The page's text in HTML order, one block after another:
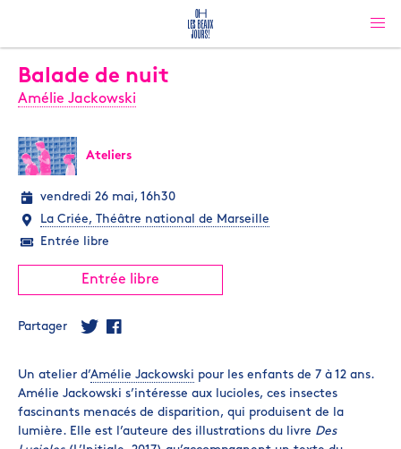
Balade de nuit
Amélie Jackowski
Ateliers
vendredi 26 mai, 16h30
La Criée, Théâtre national de Marseille
Entrée libre
Entrée libre
Partager
Un atelier d’Amélie Jackowski pour les enfants de 7 à 12 ans.
Amélie Jackowski s’intéresse aux lucioles, ces insectes
fascinants menacés de disparition, qui produisent de la
lumière. Elle est l’auteure des illustrations du livre Des